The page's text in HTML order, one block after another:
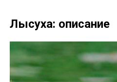
Лысуха: описание